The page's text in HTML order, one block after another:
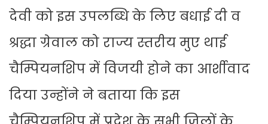
देवी को इस उपलब्धि के लिए बधाई दी व
श्रद्धा ग्रेवाल को राज्य स्तरीय मुए थाई
चैम्पियनशिप में विजयी होने का आर्शीवाद
दिया उन्होंने ने बताया कि इस